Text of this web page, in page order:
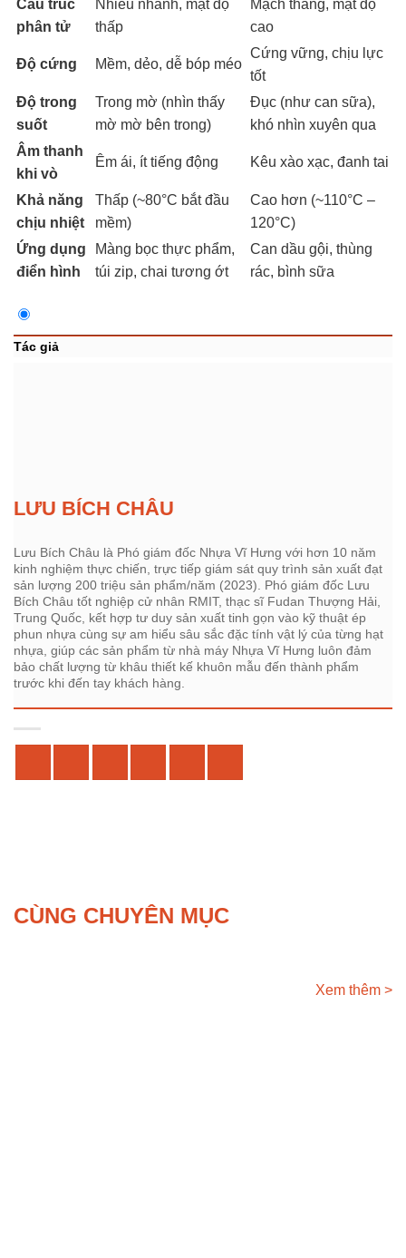
Cấu trúc
phân tử
Nhiều nhánh, mật độ
thấp
Mạch thẳng, mật độ
cao
Độ cứng Mềm, dẻo, dễ bóp méo
Cứng vững, chịu lực
tốt
Độ trong
suốt
Trong mờ (nhìn thấy
mờ mờ bên trong)
Đục (như can sữa),
khó nhìn xuyên qua
Âm thanh
khi vò
Êm ái, ít tiếng động Kêu xào xạc, đanh tai
Khả năng
chịu nhiệt
Thấp (~80°C bắt đầu
mềm)
Cao hơn (~110°C –
120°C)
Ứng dụng
điển hình
Màng bọc thực phẩm,
túi zip, chai tương ớt
Can dầu gội, thùng
rác, bình sữa
Tác giả
LƯU BÍCH CHÂU
Lưu Bích Châu là Phó giám đốc Nhựa Vĩ Hưng với hơn 10 năm
kinh nghiệm thực chiến, trực tiếp giám sát quy trình sản xuất đạt
sản lượng 200 triệu sản phẩm/năm (2023). Phó giám đốc Lưu
Bích Châu tốt nghiệp cử nhân RMIT, thạc sĩ Fudan Thượng Hải,
Trung Quốc, kết hợp tư duy sản xuất tinh gọn vào kỹ thuật ép
phun nhựa cùng sự am hiểu sâu sắc đặc tính vật lý của từng hạt
nhựa, giúp các sản phẩm từ nhà máy Nhựa Vĩ Hưng luôn đảm
bảo chất lượng từ khâu thiết kế khuôn mẫu đến thành phẩm
trước khi đến tay khách hàng.
CÙNG CHUYÊN MỤC
Xem thêm >